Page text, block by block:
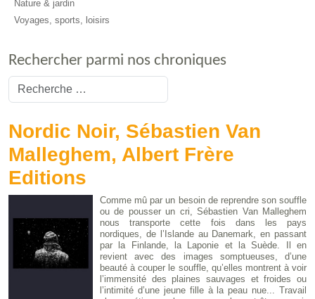
Nature & jardin
Voyages, sports, loisirs
Rechercher parmi nos chroniques
Valider
Nordic Noir, Sébastien Van
Malleghem, Albert Frère
Editions
Comme mû par un besoin de reprendre son souffle
ou de pousser un cri, Sébastien Van Malleghem
nous transporte cette fois dans les pays
nordiques, de l’Islande au Danemark, en passant
par la Finlande, la Laponie et la Suède. Il en
revient avec des images somptueuses, d’une
beauté à couper le souffle, qu’elles montrent à voir
l’immensité des plaines sauvages et froides ou
l’intimité d’une jeune fille à la peau nue... Travail